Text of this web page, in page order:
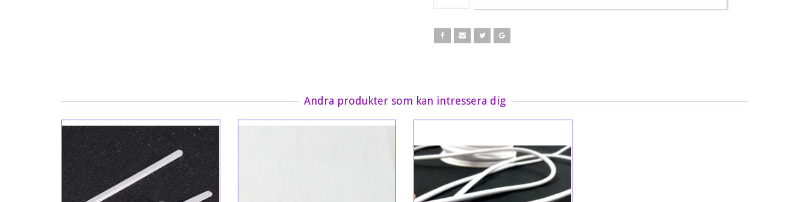
Andra produkter som kan intressera dig